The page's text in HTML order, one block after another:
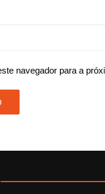
navegador para a